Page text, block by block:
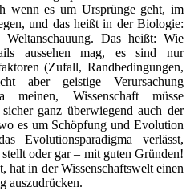
wenn es um Ursprünge geht, im
und das heißt in der Biologie:
Das heißt: Wie
aussehen mag, es sind nur
(Zufall, Randbedingungen,
aber geistige Verursachung
Wissenschaft müsse
ganz überwiegend auch der
es um Schöpfung und Evolution
Evolutionsparadigma verlässt,
oder gar – mit guten Gründen!
hat in der Wissenschaftswelt einen
auszudrücken.